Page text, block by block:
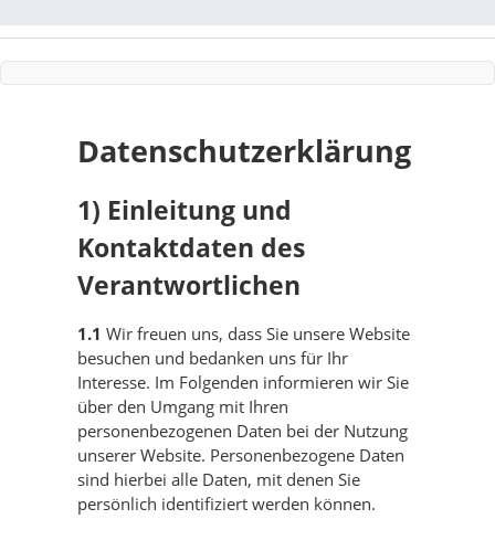
Datenschutzerklärung
1) Einleitung und
Kontaktdaten des
Verantwortlichen
1.1 Wir freuen uns, dass Sie unsere Website
besuchen und bedanken uns für Ihr
Interesse. Im Folgenden informieren wir Sie
über den Umgang mit Ihren
personenbezogenen Daten bei der Nutzung
unserer Website. Personenbezogene Daten
sind hierbei alle Daten, mit denen Sie
persönlich identifiziert werden können.